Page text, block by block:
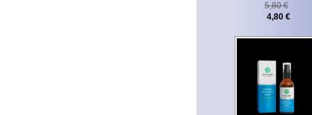
5,80 €
4,80 €